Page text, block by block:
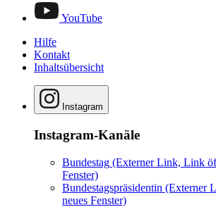
YouTube
Hilfe
Kontakt
Inhaltsübersicht
Instagram
Instagram-Kanäle
Bundestag (Externer Link, Link
Fenster)
Bundestagspräsidentin (Externer
neues Fenster)